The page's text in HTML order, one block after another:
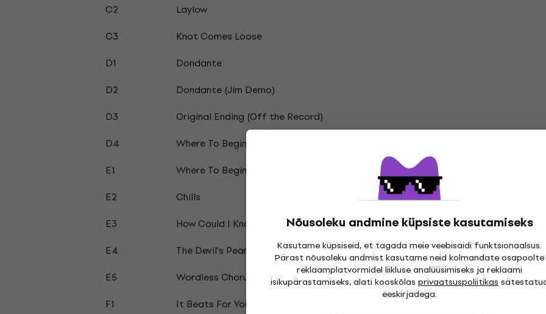
Nõusoleku andmine küpsiste kasutamiseks
Kasutame küpsiseid, et tagada meie veebisaidi funktsionaalsus.
Pärast nõusoleku andmist kasutame neid kolmandate osapoolte
reklaamplatvormidel liikluse analüüsimiseks ja reklaami
isikupärastamiseks, alati kooskõlas privaatsuspoliitikas
eeskirjadega.
C2
Laylow
C3
Knot Comes Loose
D1
Dondante
D2
Dondante (Jim Demo)
D3
Original Ending (Off the Record)
D4
Where To Begin (Jim Demo)
E1
Where To Begin
E2
Chills
E3
How Could I Know (Oxen)
E4
The Devil's Peanut Butter
E5
Wordless Chorus (Jim Demo)
F1
It Beats For You (Jim Demo)